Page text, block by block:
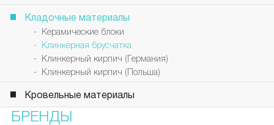
Кладочные материалы
- Керамические блоки
- Клинкерная брусчатка
- Клинкерный кирпич (Германия)
- Клинкерный кирпич (Польша)
Кровельные материалы
БРЕНДЫ